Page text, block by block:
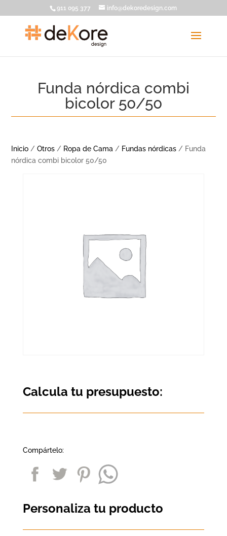
911 095 377 info@dekoredesign.com
Funda nórdica combi
bicolor 50/50
Inicio /Otros / Ropa de Cama / Fundas nórdicas / Funda
nórdica combi bicolor 50/50
Calcula tu presupuesto:
Compártelo:
Personaliza tu producto